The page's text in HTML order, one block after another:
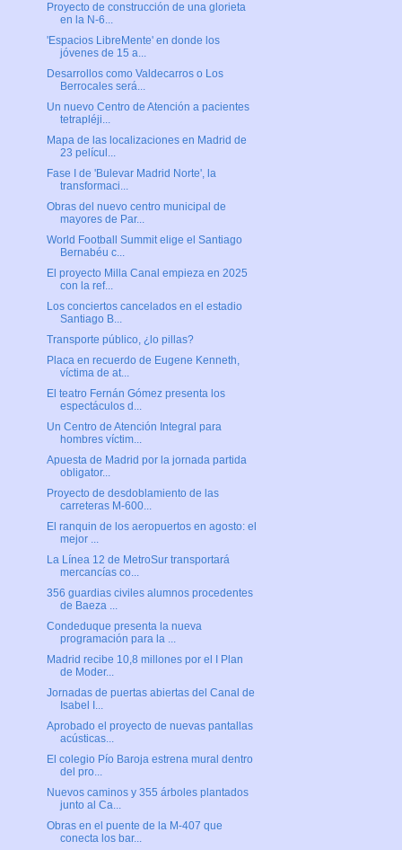
Proyecto de construcción de una glorieta
en la N-6...
'Espacios LibreMente' en donde los
jóvenes de 15 a...
Desarrollos como Valdecarros o Los
Berrocales será...
Un nuevo Centro de Atención a pacientes
tetrapléji...
Mapa de las localizaciones en Madrid de
23 películ...
Fase I de 'Bulevar Madrid Norte', la
transformaci...
Obras del nuevo centro municipal de
mayores de Par...
World Football Summit elige el Santiago
Bernabéu c...
El proyecto Milla Canal empieza en 2025
con la ref...
Los conciertos cancelados en el estadio
Santiago B...
Transporte público, ¿lo pillas?
Placa en recuerdo de Eugene Kenneth,
víctima de at...
El teatro Fernán Gómez presenta los
espectáculos d...
Un Centro de Atención Integral para
hombres víctim...
Apuesta de Madrid por la jornada partida
obligator...
Proyecto de desdoblamiento de las
carreteras M-600...
El ranquin de los aeropuertos en agosto: el
mejor ...
La Línea 12 de MetroSur transportará
mercancías co...
356 guardias civiles alumnos procedentes
de Baeza ...
Condeduque presenta la nueva
programación para la ...
Madrid recibe 10,8 millones por el I Plan
de Moder...
Jornadas de puertas abiertas del Canal de
Isabel I...
Aprobado el proyecto de nuevas pantallas
acústicas...
El colegio Pío Baroja estrena mural dentro
del pro...
Nuevos caminos y 355 árboles plantados
junto al Ca...
Obras en el puente de la M-407 que
conecta los bar...